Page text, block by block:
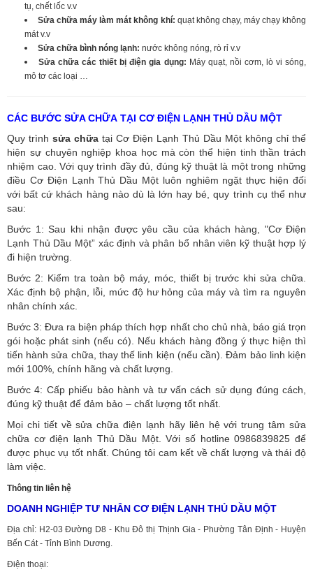
tụ, chết lốc v.v
Sửa chữa máy làm mát không khí: quạt không chạy, máy chạy không
mát v.v
Sửa chữa bình nóng lạnh: nước không nóng, rò rỉ v.v
Sửa chữa các thiết bị điện gia dụng: Máy quạt, nồi cơm, lò vi sóng,
mô tơ các loại …
CÁC BƯỚC SỬA CHỮA TẠI CƠ ĐIỆN LẠNH THỦ DẦU MỘT
Quy trình sửa chữa tại Cơ Điện Lạnh Thủ Dầu Một không chỉ thể
hiện sự chuyên nghiệp khoa học mà còn thể hiện tinh thần trách
nhiệm cao. Với quy trình đầy đủ, đúng kỹ thuật là một trong những
điều Cơ Điện Lạnh Thủ Dầu Một luôn nghiêm ngặt thực hiện đối
với bất cứ khách hàng nào dù là lớn hay bé, quy trình cụ thể như
sau:
Bước 1: Sau khi nhận được yêu cầu của khách hàng, "Cơ Điện
Lạnh Thủ Dầu Một” xác định và phân bổ nhân viên kỹ thuật hợp lý
đi hiện trường.
Bước 2: Kiểm tra toàn bộ máy, móc, thiết bị trước khi sửa chữa.
Xác định bộ phận, lỗi, mức độ hư hỏng của máy và tìm ra nguyên
nhân chính xác.
Bước 3: Đưa ra biện pháp thích hợp nhất cho chủ nhà, báo giá trọn
gói hoặc phát sinh (nếu có). Nếu khách hàng đồng ý thực hiện thì
tiến hành sửa chữa, thay thế linh kiện (nếu cần). Đảm bảo linh kiện
mới 100%, chính hãng và chất lượng.
Bước 4: Cấp phiếu bảo hành và tư vấn cách sử dụng đúng cách,
đúng kỹ thuật để đảm bảo – chất lượng tốt nhất.
Mọi chi tiết về sửa chữa điện lạnh hãy liên hệ với trung tâm sửa
chữa cơ điện lạnh Thủ Dầu Một. Với số hotline 0986839825 để
được phục vụ tốt nhất. Chúng tôi cam kết về chất lượng và thái độ
làm việc.
Thông tin liên hệ
DOANH NGHIỆP TƯ NHÂN CƠ ĐIỆN LẠNH THỦ DẦU MỘT
Địa chỉ: H2-03 Đường D8 - Khu Đô thị Thịnh Gia - Phường Tân Định - Huyện
Bến Cát - Tỉnh Bình Dương.
Điện thoại: